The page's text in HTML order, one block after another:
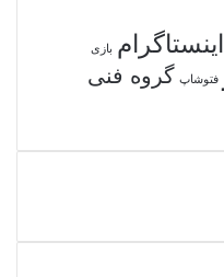
اینستاگرام بازی
فتوشاپ گروه فنی